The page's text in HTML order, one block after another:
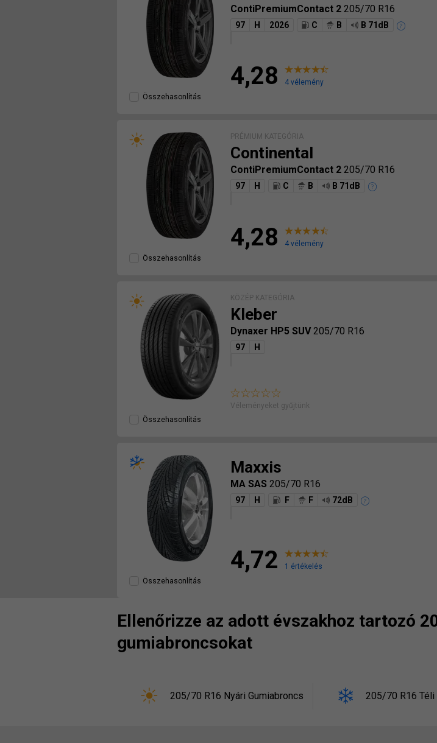
ContiPremiumContact 2 205/70 R16
97 H 2026 C B B 71dB
4,28
4 vélemény
Összehasonlítás
PRÉMIUM KATEGÓRIA
Continental
ContiPremiumContact 2 205/70 R16
97 H C B B 71dB
4,28
4 vélemény
Összehasonlítás
KÖZÉP KATEGÓRIA
Kleber
Dynaxer HP5 SUV205/70 R16
97 H
Véleményeket gyűjtünk
Összehasonlítás
Maxxis
MA SAS 205/70 R16
97 H F F 72dB
4,72
1 értékelés
Összehasonlítás
Ellenőrizze az adott évszakhoz tartozó
gumiabroncsokat
205/70 R16 Nyári Gumiabroncs 205/70 R16 Téli